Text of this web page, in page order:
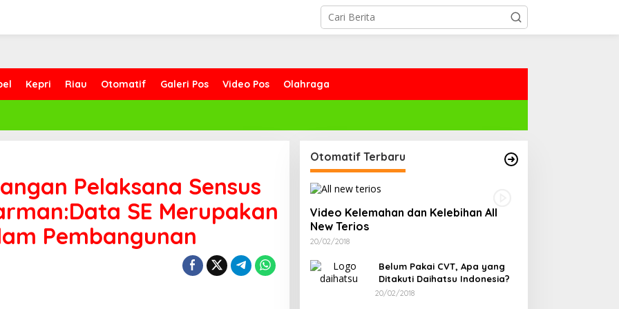
Kepri Riau Otomatif Galeri Pos Video Pos Olahraga
Pelaksana Sensus
SE Merupakan
Pembangunan
Otomatif Terbaru
Video Kelemahan dan Kelebihan All
New Terios
20/02/2018
Belum Pakai CVT, Apa yang
Ditakuti Daihatsu Indonesia?
20/02/2018